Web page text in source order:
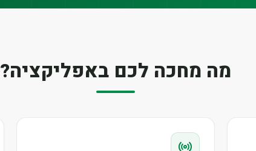
מה מחכה לכם באפליקציה?